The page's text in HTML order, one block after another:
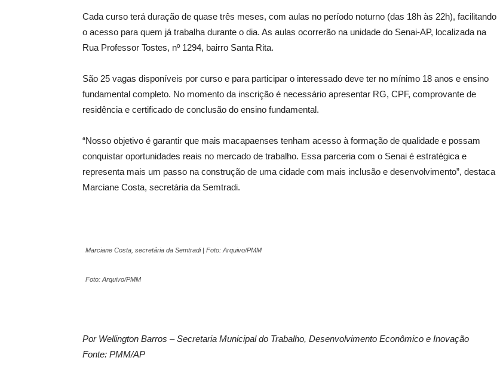
Cada curso terá duração de quase três meses, com aulas no período noturno (das 18h às 22h), facilitando
o acesso para quem já trabalha durante o dia. As aulas ocorrerão na unidade do Senai-AP, localizada na
Rua Professor Tostes, nº 1294, bairro Santa Rita.
São 25 vagas disponíveis por curso e para participar o interessado deve ter no mínimo 18 anos e ensino
fundamental completo. No momento da inscrição é necessário apresentar RG, CPF, comprovante de
residência e certificado de conclusão do ensino fundamental.
“Nosso objetivo é garantir que mais macapaenses tenham acesso à formação de qualidade e possam
conquistar oportunidades reais no mercado de trabalho. Essa parceria com o Senai é estratégica e
representa mais um passo na construção de uma cidade com mais inclusão e desenvolvimento”, destaca
Marciane Costa, secretária da Semtradi.
Marciane Costa, secretária da Semtradi | Foto: Arquivo/PMM
Foto: Arquivo/PMM
Por Wellington Barros – Secretaria Municipal do Trabalho, Desenvolvimento Econômico e Inovação
Fonte: PMM/AP